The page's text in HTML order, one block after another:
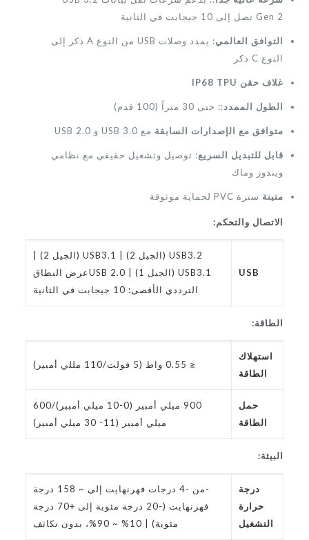
Gen 2 تصل إلى 10 جيجابت في الثانية
التوافق العالمي
: يمدد وصلات USB من النوع A ذكر إلى
النوع C ذكر
غلاف حقن IP68 TPU
الطول الممدد:: حتى 30 متراً (100 قدم)
متوافق مع الإصدارات السابقة مع USB 3.0 و USB 2.0
قابل للتبديل السريع: توصيل وتشغيل حقيقي مع نظامي
ويندوز وماك
متينة سترة PVC لحماية موثوقة
الاتصال والتحكم:
USB
USB3.2 (الجيل 2) | USB3.1 (الجيل 2) |
USB3.1 (الجيل 1) | USB 2.0عرض النطاق
الترددي الأقصى: 10 جيجابت في الثانية
الطاقة:
استهلاك
الطاقة
≤ 0.55 واط (5 فولت/110 مللي أمبير)
حمل
الطاقة
900 ميلي أمبير (0-10 ميلي أمبير)/600
ميلي أمبير (11- 30 ميلي أمبير)
البيئة:
درجة
حرارة
التشغيل
-من -4 درجات فهرنهايت إلى ~ 158 درجة
فهرنهايت (-20 درجة مئوية إلى +70 درجة
مئوية) | 10% ~ 90%، بدون تكاثف